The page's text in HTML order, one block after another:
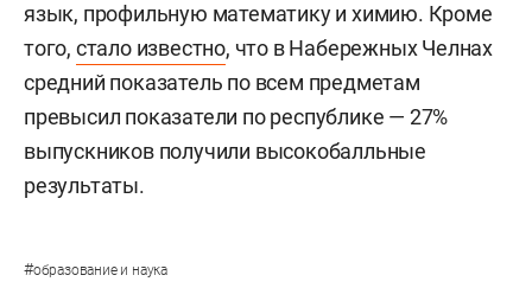
язык, профильную математику и химию. Кроме
того, стало известно, что в Набережных Челнах
средний показатель по всем предметам
превысил показатели по республике — 27%
выпускников получили высокобалльные
результаты.
#образование и наука